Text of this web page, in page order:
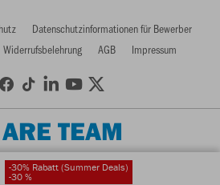
-30% Rabatt (Summer Deals)
-30 %
Datenschutzinformationen für Bewerber
Widerrufsbelehrung AGB Impressum
TEAM